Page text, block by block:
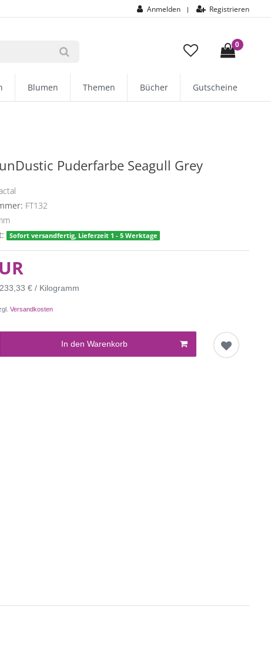
Anmelden | Registrieren
0
Blumen Themen Bücher Gutscheine
Puderfarbe Seagull Grey
FT132
Sofort versandfertig, Lieferzeit 1 - 5 Werktage
€ / Kilogramm
Versandkosten
In den Warenkorb